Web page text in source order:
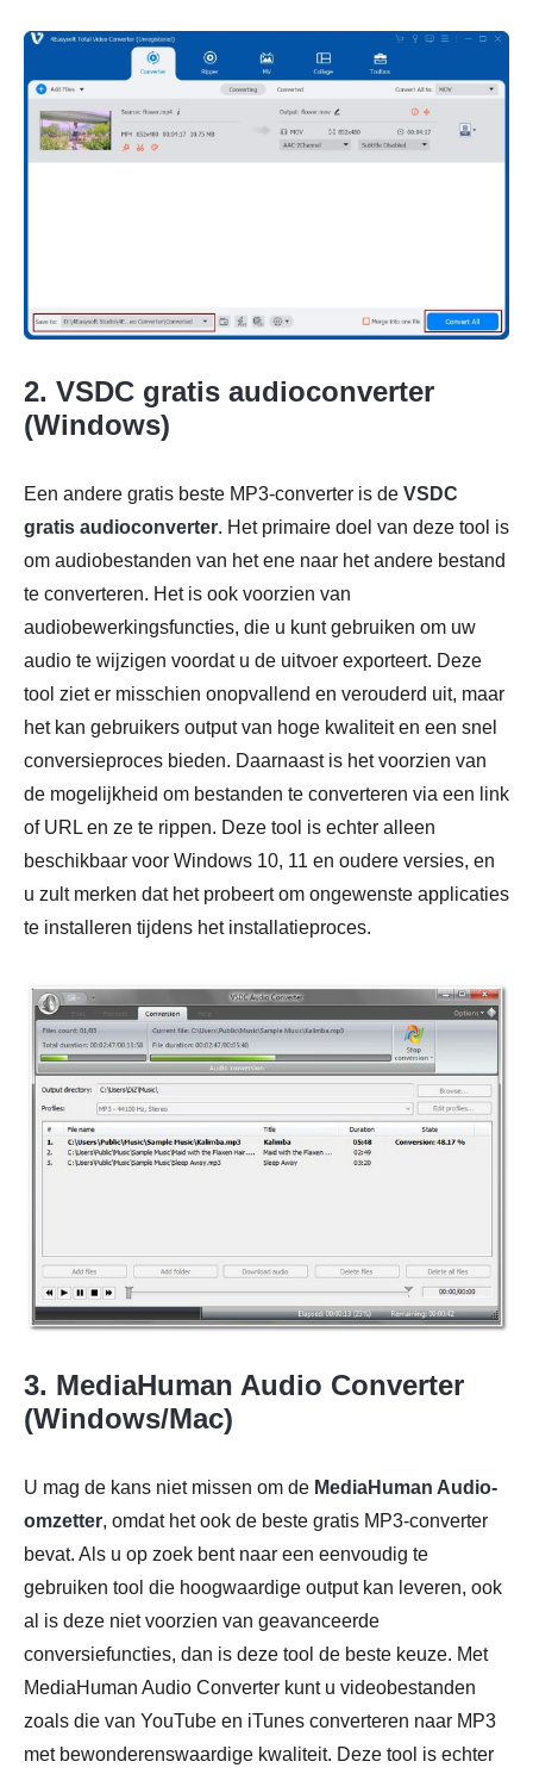
2. VSDC gratis audioconverter
(Windows)
Een andere gratis beste MP3-converter is de VSDC
gratis audioconverter. Het primaire doel van deze tool is
om audiobestanden van het ene naar het andere bestand
te converteren. Het is ook voorzien van
audiobewerkingsfuncties, die u kunt gebruiken om uw
audio te wijzigen voordat u de uitvoer exporteert. Deze
tool ziet er misschien onopvallend en verouderd uit, maar
het kan gebruikers output van hoge kwaliteit en een snel
conversieproces bieden. Daarnaast is het voorzien van
de mogelijkheid om bestanden te converteren via een link
of URL en ze te rippen. Deze tool is echter alleen
beschikbaar voor Windows 10, 11 en oudere versies, en
u zult merken dat het probeert om ongewenste applicaties
te installeren tijdens het installatieproces.
3. MediaHuman Audio Converter
(Windows/Mac)
U mag de kans niet missen om de MediaHuman Audio-
omzetter, omdat het ook de beste gratis MP3-converter
bevat. Als u op zoek bent naar een eenvoudig te
gebruiken tool die hoogwaardige output kan leveren, ook
al is deze niet voorzien van geavanceerde
conversiefuncties, dan is deze tool de beste keuze. Met
MediaHuman Audio Converter kunt u videobestanden
zoals die van YouTube en iTunes converteren naar MP3
met bewonderenswaardige kwaliteit. Deze tool is echter